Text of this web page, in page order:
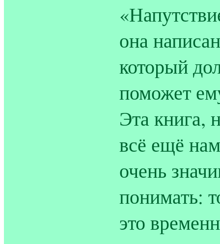
она
который
поможет
Эта книга,
всё ещё
очень
понимать:
это